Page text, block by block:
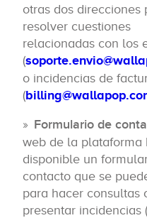
otras dos direcciones
resolver cuestiones
relacionadas con los
(
o incidencias de
(
Formulario de
web de la plataforma
disponible un
contacto que se
para hacer consultas
presentar incidencias